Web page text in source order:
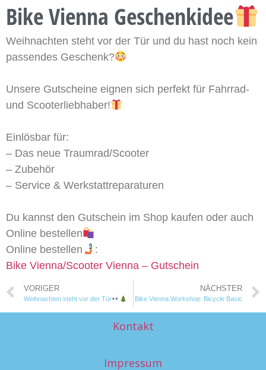
Bike Vienna Geschenkidee
Weihnachten steht vor der Tür und du hast noch kein
passendes Geschenk?
Unsere Gutscheine eignen sich perfekt für Fahrrad-
und Scooterliebhaber!
Einlösbar für:
– Das neue Traumrad/Scooter
– Zubehör
– Service & Werkstattreparaturen
Du kannst den Gutschein im Shop kaufen oder auch
Online bestellen
Online bestellen
:
Bike Vienna/Scooter Vienna – Gutschein
VORIGER
Weihnachten steht vor der Tür
NÄCHSTER
Bike Vienna Workshop: Bicycle Basic
Kontakt
Impressum